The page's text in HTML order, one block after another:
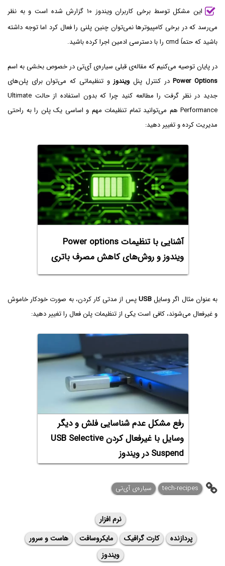
این مشکل توسط برخی کاربران ویندوز ۱۰ گزارش شده است و به نظر
می‌رسد که در برخی کامپیوترها نمی‌توان چنین پلنی را فعال کرد اما توجه داشته
باشید که حتماً cmd را با دسترسی ادمین اجرا کرده باشید.
در پایان توصیه می‌کنیم که مقاله‌ی قبلی سیاره‌ی آی‌تی در خصوص بخشی به اسم
Power Optionsدر کنترل پنل ویندوز و تنظیماتی که می‌توان برای پلن‌های
جدید در نظر گرفت را مطالعه کنید چرا که بدون استفاده از حالت Ultimate
Performance هم می‌توانید تمام تنظیمات مهم و اساسی یک پلن را به راحتی
مدیریت کرده و تغییر دهید:
آشنایی با تنظیمات Power options
ویندوز و روش‌های کاهش مصرف باتری
به عنوان مثال اگر وسایلUSBپس از مدتی کار کردن، به صورت خودکار خاموش
و غیرفعال می‌شوند، کافی است یکی از تنظیمات پلن فعال را تغییر دهید:
رفع مشکل عدم شناسایی فلش و دیگر
وسایل با غیرفعال کردن USB Selective
Suspend در ویندوز
tech-recipes سیاره‌ی آی‌تی
نرم افزار
پردازنده
کارت گرافیک مایکروسافت
هاست و سرور
ویندوز